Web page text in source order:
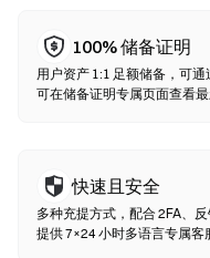
100% 储备证明
用户资产 1:1 足额储备，可
可在储备证明专属页面查看最
快速且安全
多种充提方式，配合 2FA、
提供 7×24 小时多语言专属客